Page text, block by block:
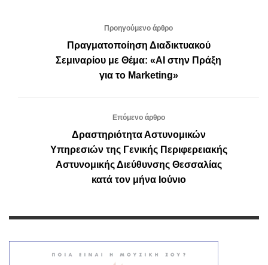
Προηγούμενο άρθρο
Πραγματοποίηση Διαδικτυακού
Σεμιναρίου με Θέμα: «AI στην Πράξη
για το Marketing»
Επόμενο άρθρο
Δραστηριότητα Αστυνομικών
Υπηρεσιών της Γενικής Περιφερειακής
Αστυνομικής Διεύθυνσης Θεσσαλίας
κατά τον μήνα Ιούνιο